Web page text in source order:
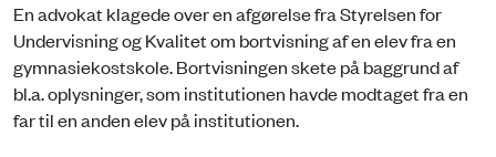
En advokat klagede over en afgørelse fra Styrelsen for
Undervisning og Kvalitet om bortvisning af en elev fra en
gymnasiekostskole. Bortvisningen skete på baggrund af
bl.a. oplysninger, som institutionen havde modtaget fra en
far til en anden elev på institutionen.